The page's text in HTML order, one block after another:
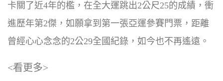
卡關了近4年的檻，在全大運跳出2公尺25的成績，衝
進歷年第2傑，如願拿到第一張亞運參賽門票，距離
曾經心心念念的2公29全國紀錄，如今也不再遙遠。
<看更多>